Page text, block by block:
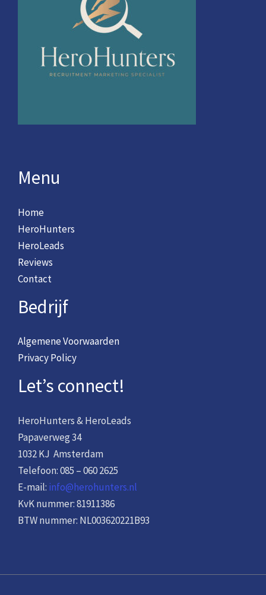
Menu
Home
HeroHunters
HeroLeads
Reviews
Contact
Bedrijf
Algemene Voorwaarden
Privacy Policy
Let’s connect!
HeroHunters & HeroLeads
Papaverweg 34
1032 KJ Amsterdam
Telefoon: 085 – 060 2625
E-mail: info@herohunters.nl
KvK nummer: 81911386
BTW nummer: NL003620221B93